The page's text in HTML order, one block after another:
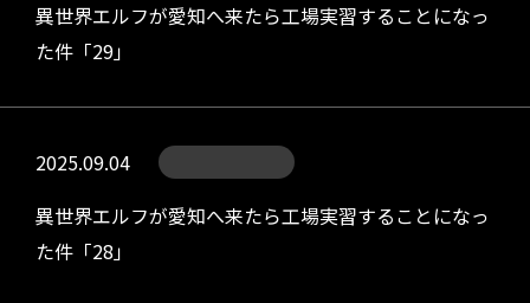
異世界エルフが愛知へ来たら工場実習することになっ
た件「29」
2025.09.04
異世界エルフが愛知へ来たら工場実習することになっ
た件「28」